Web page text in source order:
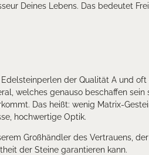
Deines Lebens. Das bedeutet
der Qualität A und
welches genauso beschaffen sein
Das heißt: wenig Matrix-
hochwertige Optik.
Großhändler des Vertrauens,
der Steine garantieren kann.